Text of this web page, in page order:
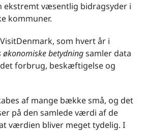
ekstremt væsentlig bidragsyder i
kommuner.
som hvert år i
økonomiske betydningsamler data
forbrug, beskæftigelse og
af mange bække små, og det
på den samlede værdi af de
værdien bliver meget tydelig. I